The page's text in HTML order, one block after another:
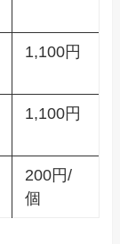
1,100円
1,100円
200円/
個